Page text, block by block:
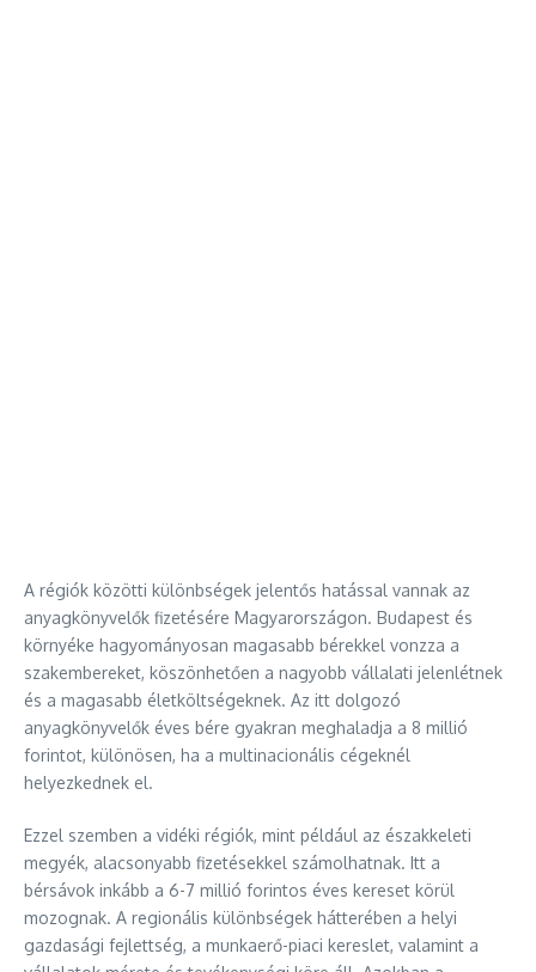
A régiók közötti különbségek jelentős hatással vannak az
anyagkönyvelők fizetésére Magyarországon. Budapest és
környéke hagyományosan magasabb bérekkel vonzza a
szakembereket, köszönhetően a nagyobb vállalati jelenlétnek
és a magasabb életköltségeknek. Az itt dolgozó
anyagkönyvelők éves bére gyakran meghaladja a 8 millió
forintot, különösen, ha a multinacionális cégeknél
helyezkednek el.
Ezzel szemben a vidéki régiók, mint például az északkeleti
megyék, alacsonyabb fizetésekkel számolhatnak. Itt a
bérsávok inkább a 6-7 millió forintos éves kereset körül
mozognak. A regionális különbségek hátterében a helyi
gazdasági fejlettség, a munkaerő-piaci kereslet, valamint a